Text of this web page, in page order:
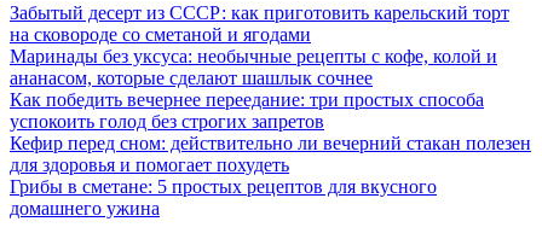
Забытый десерт из СССР: как приготовить карельский торт
на сковороде со сметаной и ягодами
Маринады без уксуса: необычные рецепты с кофе, колой и
ананасом, которые сделают шашлык сочнее
Как победить вечернее переедание: три простых способа
успокоить голод без строгих запретов
Кефир перед сном: действительно ли вечерний стакан полезен
для здоровья и помогает похудеть
Грибы в сметане: 5 простых рецептов для вкусного
домашнего ужина